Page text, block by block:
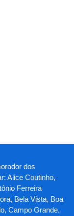
dos
Alice Coutinho,
Ferreira
Bela Vista, Boa
Campo Grande,